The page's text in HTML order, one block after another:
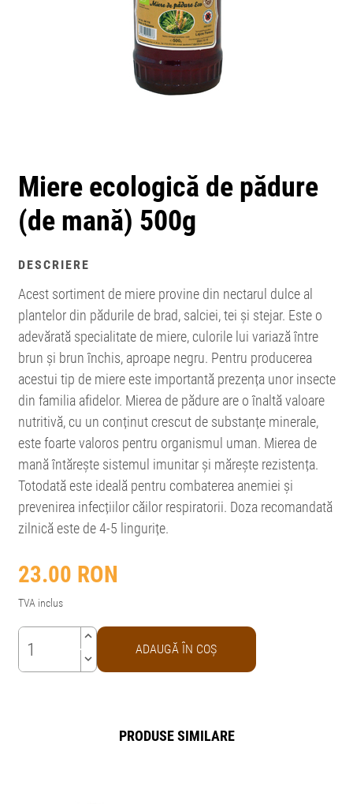
Miere ecologică de pădure
(de mană) 500g
DESCRIERE
Acest sortiment de miere provine din nectarul dulce al
plantelor din pădurile de brad, salciei, tei și stejar. Este o
adevărată specialitate de miere, culorile lui variază între
brun și brun închis, aproape negru. Pentru producerea
acestui tip de miere este importantă prezența unor insecte
din familia afidelor. Mierea de pădure are o înaltă valoare
nutritivă, cu un conținut crescut de substanțe minerale,
este foarte valoros pentru organismul uman. Mierea de
mană întărește sistemul imunitar și mărește rezistența.
Totodată este ideală pentru combaterea anemiei și
prevenirea infecțiilor căilor respiratorii. Doza recomandată
zilnică este de 4-5 lingurițe.
23.00 RON
TVA inclus
keyboard_arrow_up
keyboard_arrow_down
ADAUGĂ ÎN COŞ
PRODUSE SIMILARE